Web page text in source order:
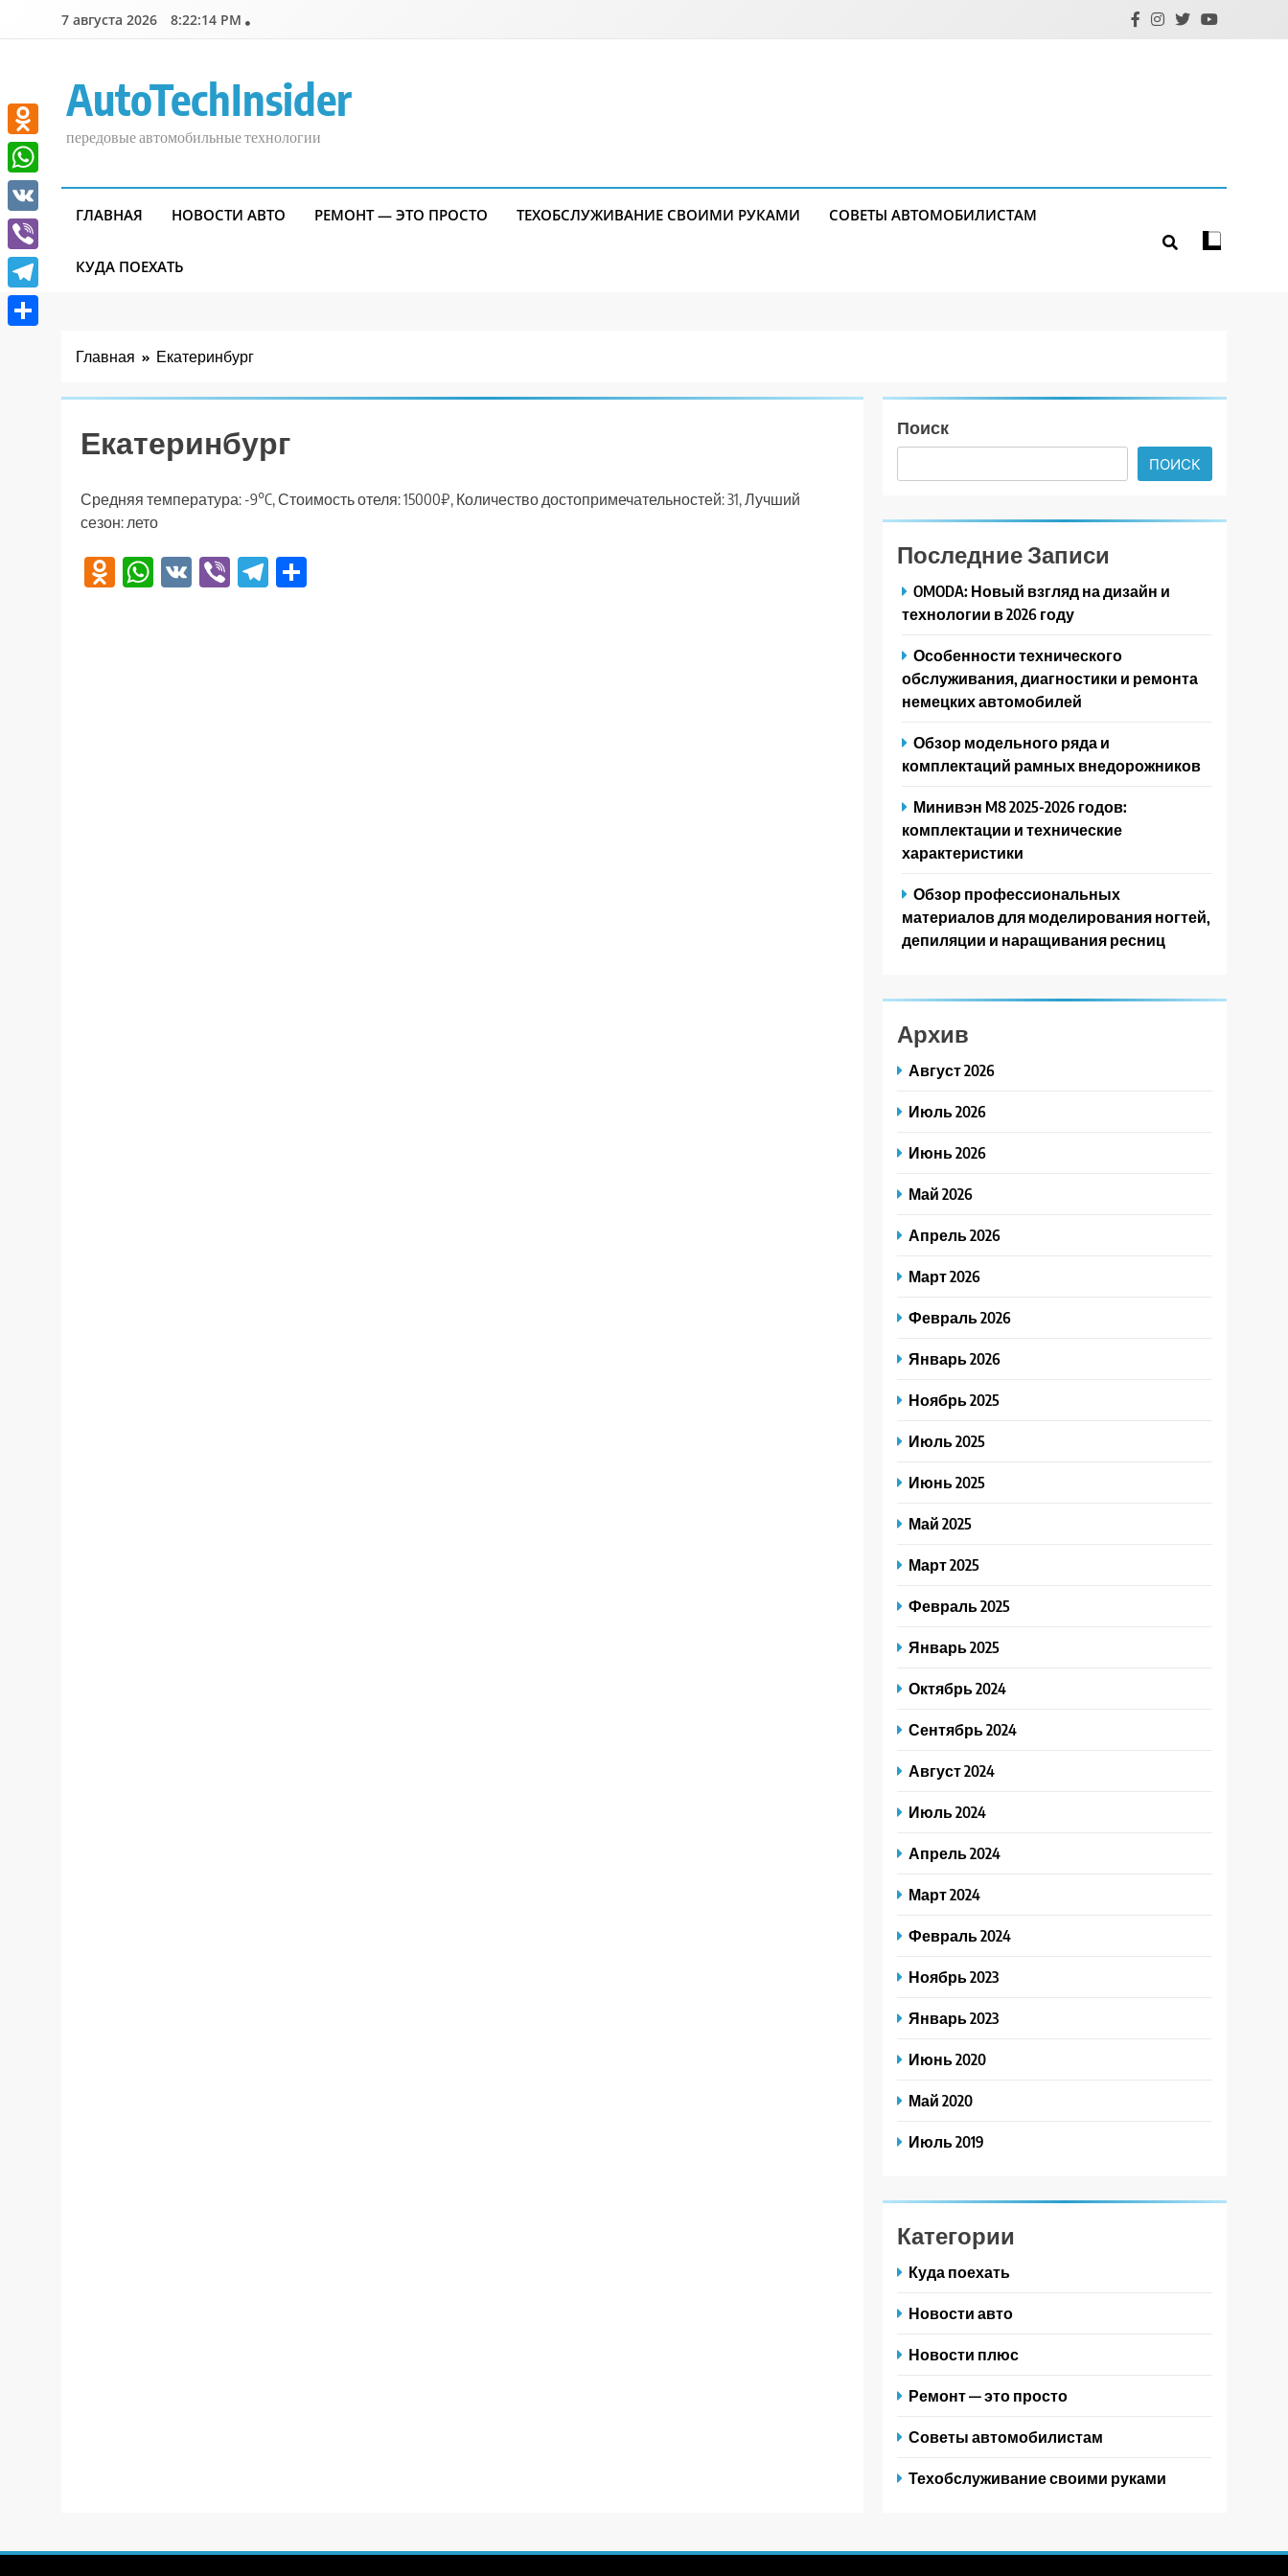
7 августа 2026 8:22:15 PM
AutoTechInsider
передовые автомобильные технологии
ГЛАВНАЯ НОВОСТИ АВТО РЕМОНТ — ЭТО ПРОСТО ТЕХОБСЛУЖИВАНИЕ СВОИМИ РУКАМИ СОВЕТЫ АВТОМОБИЛИСТАМ
КУДА ПОЕХАТЬ
Главная Екатеринбург
Екатеринбург
Средняя температура: -9°C, Стоимость отеля: 15000₽, Количество достопримечательностей: 31, Лучший
сезон: лето
Odnoklassniki
WhatsApp
VK ViberTelegram
Поиск
ПОИСК
Последние Записи
OMODA: Новый взгляд на дизайн и
технологии в 2026 году
Особенности технического
обслуживания, диагностики и ремонта
немецких автомобилей
Обзор модельного ряда и
комплектаций рамных внедорожников
Минивэн M8 2025-2026 годов:
комплектации и технические
характеристики
Обзор профессиональных
материалов для моделирования ногтей,
депиляции и наращивания ресниц
Архив
Август 2026
Июль 2026
Июнь 2026
Май 2026
Апрель 2026
Март 2026
Февраль 2026
Январь 2026
Ноябрь 2025
Июль 2025
Июнь 2025
Май 2025
Март 2025
Февраль 2025
Январь 2025
Октябрь 2024
Сентябрь 2024
Август 2024
Июль 2024
Апрель 2024
Март 2024
Февраль 2024
Ноябрь 2023
Январь 2023
Июнь 2020
Май 2020
Июль 2019
Категории
Куда поехать
Новости авто
Новости плюс
Ремонт — это просто
Советы автомобилистам
Техобслуживание своими руками
Odnoklassniki
WhatsApp
VK
Viber
Telegram